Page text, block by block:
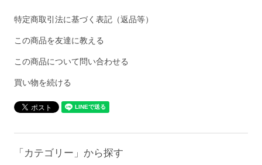
特定商取引法に基づく表記（返品等）
この商品を友達に教える
この商品について問い合わせる
買い物を続ける
「カテゴリー」から探す